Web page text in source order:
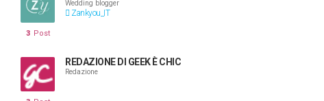
Wedding blogger
Zankyou_IT
3 Post
REDAZIONE DI GEEK È CHIC
Redazione